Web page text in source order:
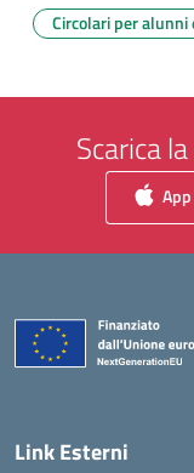
Circolari per alunni
Scarica
Link Esterni